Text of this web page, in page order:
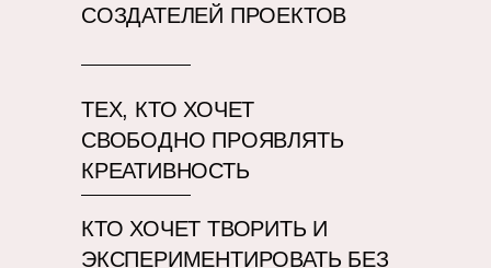
КТО ХОЧЕТ ТВОРИТЬ И
ЭКСПЕРИМЕНТИРОВАТЬ БЕЗ
ТЕХ, КТО ХОЧЕТ
СВОБОДНО ПРОЯВЛЯТЬ
КРЕАТИВНОСТЬ
СОЗДАТЕЛЕЙ ПРОЕКТОВ